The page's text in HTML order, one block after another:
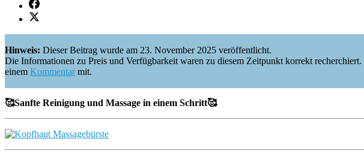
Hinweis: Dieser Beitrag wurde am 23. November 2025 veröffentlicht.
Die Informationen zu Preis und Verfügbarkeit waren zu diesem Zeitpunkt korrekt
einem Kommentarmit.
🥰Sanfte Reinigung und Massage in einem Schritt🥰